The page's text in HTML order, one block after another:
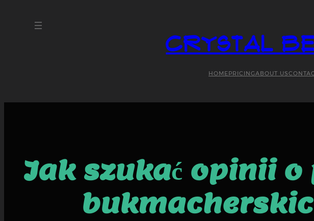
Crystal
HOMEPRICINGABOUT US
Jak szukać opinii